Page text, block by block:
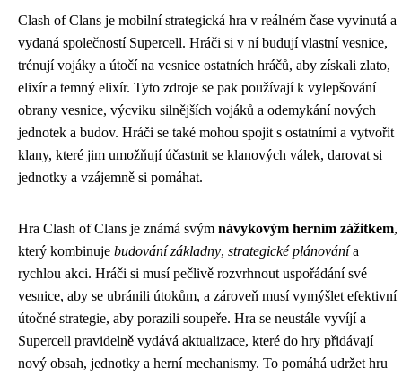
Clash of Clans je mobilní strategická hra v reálném čase vyvinutá a
vydaná společností Supercell. Hráči si v ní budují vlastní vesnice,
trénují vojáky a útočí na vesnice ostatních hráčů, aby získali zlato,
elixír a temný elixír. Tyto zdroje se pak používají k vylepšování
obrany vesnice, výcviku silnějších vojáků a odemykání nových
jednotek a budov. Hráči se také mohou spojit s ostatními a vytvořit
klany, které jim umožňují účastnit se klanových válek, darovat si
jednotky a vzájemně si pomáhat.
Hra Clash of Clans je známá svým návykovým herním zážitkem,
který kombinuje budování základny, strategické plánovánía
rychlou akci. Hráči si musí pečlivě rozvrhnout uspořádání své
vesnice, aby se ubránili útokům, a zároveň musí vymýšlet efektivní
útočné strategie, aby porazili soupeře. Hra se neustále vyvíjí a
Supercell pravidelně vydává aktualizace, které do hry přidávají
nový obsah, jednotky a herní mechanismy. To pomáhá udržet hru